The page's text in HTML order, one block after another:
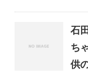
石
ち
供